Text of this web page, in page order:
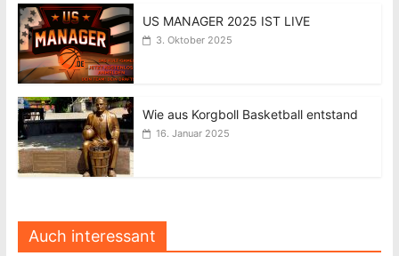
US MANAGER 2025 IST LIVE
3. Oktober 2025
Wie aus Korgboll Basketball entstand
16. Januar 2025
Auch interessant